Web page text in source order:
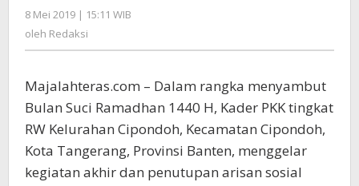
dan
8 Mei 2019 | 15:11 WIB
oleh Redaksi
Majalahteras.com – Dalam rangka menyambut
Bulan Suci Ramadhan 1440 H, Kader PKK tingkat
RW Kelurahan Cipondoh, Kecamatan Cipondoh,
Kota Tangerang, Provinsi Banten, menggelar
kegiatan akhir dan penutupan arisan sosial